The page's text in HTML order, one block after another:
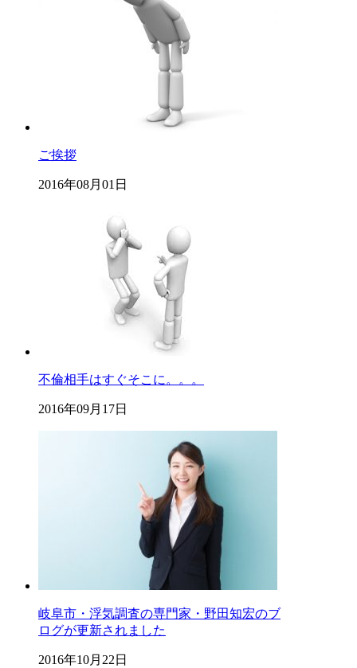
ご挨拶
2016年08月01日
不倫相手はすぐそこに。。。
2016年09月17日
岐阜市・浮気調査の専門家・野田知宏のブ
ログが更新されました
2016年10月22日